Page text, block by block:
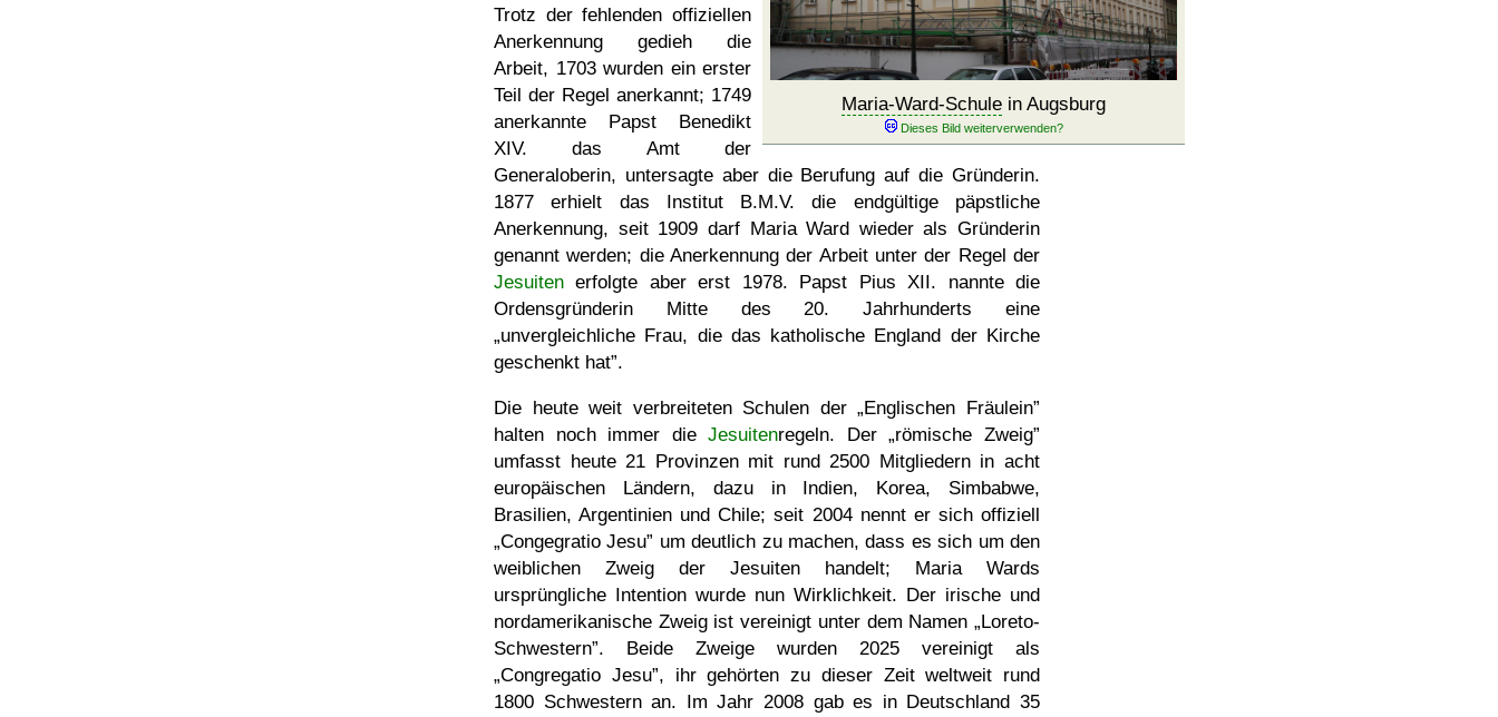
Maria-Ward-Schule in Augsburg
Trotz der fehlenden offiziellen
Anerkennung gedieh die
Arbeit, 1703 wurden ein erster
Teil der Regel anerkannt; 1749
anerkannte Papst Benedikt
XIV. das Amt der
Generaloberin, untersagte aber die Berufung auf die Gründerin.
1877 erhielt das Institut B.M.V. die endgültige päpstliche
Anerkennung, seit 1909 darf Maria Ward wieder als Gründerin
genannt werden; die Anerkennung der Arbeit unter der Regel der
Jesuiten erfolgte aber erst 1978. Papst Pius XII. nannte die
Ordensgründerin Mitte des 20. Jahrhunderts eine
unvergleichliche Frau, die das katholische England der Kirche
geschenkt hat .
Die heute weit verbreiteten Schulen der Englischen Fräulein
halten noch immer dieJesuitenregeln. Der römische Zweig
umfasst heute 21 Provinzen mit rund 2500 Mitgliedern in acht
europäischen Ländern, dazu in Indien, Korea, Simbabwe,
Brasilien, Argentinien und Chile; seit 2004 nennt er sich offiziell
Congegratio Jesu
um deutlich zu machen, dass es sich um den
weiblichen Zweig der Jesuiten handelt; Maria Wards
ursprüngliche Intention wurde nun Wirklichkeit. Der irische und
nordamerikanische Zweig ist vereinigt unter dem Namen
Loreto-
Schwestern . Beide Zweige wurden 2025 vereinigt als
Congregatio Jesu , ihr gehörten zu dieser Zeit weltweit rund
1800 Schwestern an. Im Jahr 2008 gab es in Deutschland 35